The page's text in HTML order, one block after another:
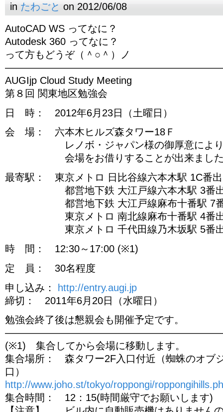
in たわごと on 2012/06/08
AutoCAD WS ってなに？
Autodesk 360 ってなに？
って方もどうぞ（＾○＾）ノ
AUGIjp Cloud Study Meeting
第８回 関東地区勉強会
日 時： 2012年6月23日（土曜日）
会 場： 六本木ヒルズ森タワー18Ｆ
レノボ・ジャパン様の御厚意によ
会場をお借りすることが出来ました
最寄駅： 東京メトロ 日比谷線六本木駅 1C番
都営地下鉄 大江戸線六本木駅 3番出
都営地下鉄 大江戸線麻布十番駅 7番
東京メトロ 南北線麻布十番駅 4番出
東京メトロ 千代田線乃木坂駅 5番出
時 間： 12:30～17:00 (※1)
定 員： 30名程度
申し込み： http://entry.augi.jp
締切： 2011年6月20日（水曜日）
勉強会終了後は懇親会も開催予定です。
(※1) 集合してから会場に移動します。
集合場所： 森タワー2F入口付近（蜘蛛のオブ
口）
http://www.joho.st/tokyo/roppongi/
集合時間： 12：15(時間厳守でお願いします)